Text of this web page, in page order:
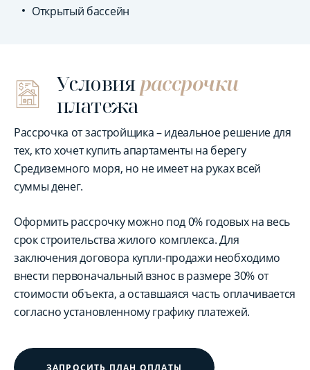
Открытый бассейн
Условиярассрочки
платежа
Рассрочка от застройщика – идеальное решение для
тех, кто хочет купить апартаменты на берегу
Средиземного моря, но не имеет на руках всей
суммы денег.
Оформить рассрочку можно под 0% годовых на весь
срок строительства жилого комплекса. Для
заключения договора купли-продажи необходимо
внести первоначальный взнос в размере 30% от
стоимости объекта, а оставшаяся часть оплачивается
согласно установленному графику платежей.
ЗАПРОСИТЬ ПЛАН ОПЛАТЫ